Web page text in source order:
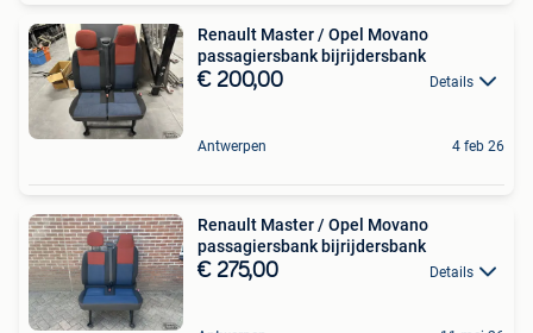
Renault Master / Opel Movano
passagiersbank bijrijdersbank
€ 200,00 Details
Antwerpen 4 feb 26
Renault Master / Opel Movano
passagiersbank bijrijdersbank
€ 275,00 Details